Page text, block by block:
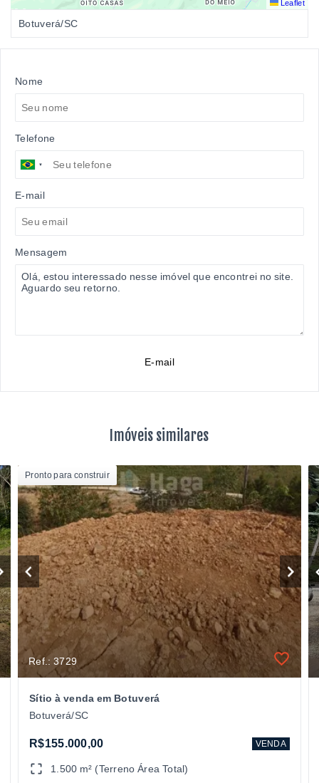
Leaflet
Botuverá/SC
Nome
Telefone
E-mail
Mensagem
E-mail
Imóveis similares
Pronto para construir
Ref.: 3729
Sítio à venda em Botuverá
Botuverá/SC
R$155.000,00 VENDA
1.500 m² (Terreno Área Total)